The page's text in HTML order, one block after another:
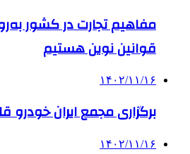
مفاهیم تجارت در کشور
قوانین نوین هستیم
۱۴۰۲/۱۱/۱۶
برگزاری مجمع ایران خودرو
۱۴۰۲/۱۱/۱۶